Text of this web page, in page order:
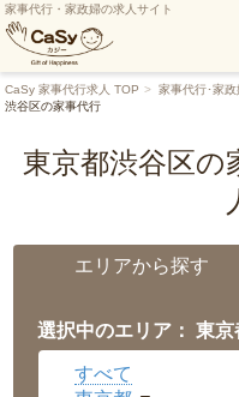
家事代行・家政婦の求人サイト
CaSy 家事代行求人 TOP 家事代行･家
渋谷区の家事代行
東京都渋谷区の
エリアから探す
選択中のエリア： 東
すべて